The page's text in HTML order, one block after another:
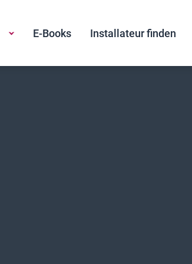
E-Books Installateur finden